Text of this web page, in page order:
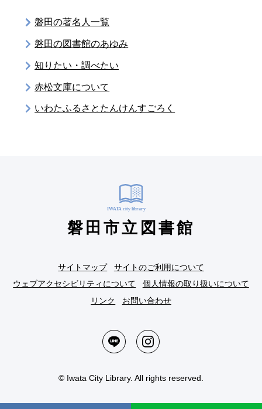
磐田の著名人一覧
磐田の図書館のあゆみ
知りたい・調べたい
赤松文庫について
いわたふるさとたんけんすごろく
磐田市立図書館
サイトマップ
サイトのご利用について
ウェブアクセシビリティについて
個人情報の取り扱いについて
リンク
お問い合わせ
© Iwata City Library. All rights reserved.